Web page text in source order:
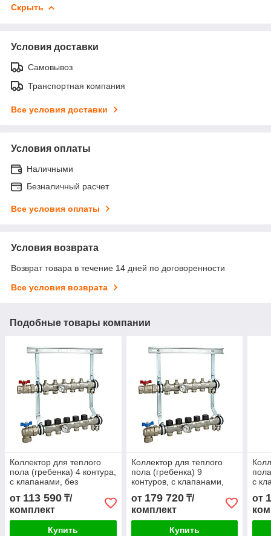
Скрыть
Условия доставки
Самовывоз
Транспортная компания
Все условия доставки
Условия оплаты
Наличными
Безналичный расчет
Все условия оплаты
Условия возврата
Возврат товара в течение 14 дней по договоренности
Все условия возврата
Подобные товары компании
Коллектор для теплого
пола (гребенка) 4 контура,
с клапанами, без
от 113 590 ₸/
комплект
Купить
Коллектор для теплого
пола (гребенка) 9
контуров, с клапанами,
от 179 720₸/
комплект
Купить
с
от